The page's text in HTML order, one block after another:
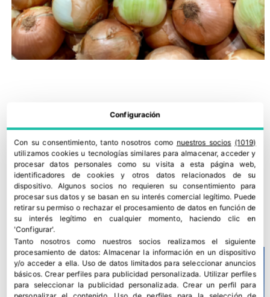
COAG alerta de una campaña crítica para la cebolla sevillana
16 julio, 2026
Configuración
Con su consentimiento, tanto nosotros como nuestros socios (1019)
utilizamos cookies u tecnologías similares para almacenar, acceder y
procesar datos personales como su visita a esta página web,
identificadores de cookies y otros datos relacionados de su
dispositivo. Algunos socios no requieren su consentimiento para
procesar sus datos y se basan en su interés comercial legítimo. Puede
retirar su permiso o rechazar el procesamiento de datos en función de
su interés legítimo en cualquier momento, haciendo clic en
'Configurar'.
Tanto nosotros como nuestros socios realizamos el siguiente
procesamiento de datos:Almacenar la información en un dispositivo
y/o acceder a ella. Uso de datos limitados para seleccionar anuncios
básicos.Crear perfiles para publicidad personalizada. Utilizar perfiles
para seleccionar la publicidad personalizada.Crear un perfil para